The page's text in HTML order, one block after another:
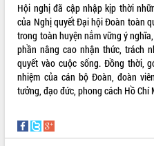
Đắk Lắk công bố Quy hoạch và xúc
tiến đầu tư tỉnh
Ngành cá ngừ Đắk Lắk chủ động thích
ứng để giữ vững thị trường xuất khẩu
Diễn đàn Kinh tế tư nhân Việt Nam đột
phá cơ chế - Hợp tác công tư
Đề án 06 tạo bước ngoặt đột phá trong
Kết nối tour, đẩy mạnh chuyển đổi số
Hội nghị đã cập nhập kịp thời
của Nghị quyết Đại hội Đoàn toàn
trong toàn huyện nắm vững ý
phần nâng cao nhận thức, trách
quyết vào cuộc sống. Đồng thời,
nhiệm của cán bộ Đoàn, đoàn
tưởng, đạo đức, phong cách Hồ